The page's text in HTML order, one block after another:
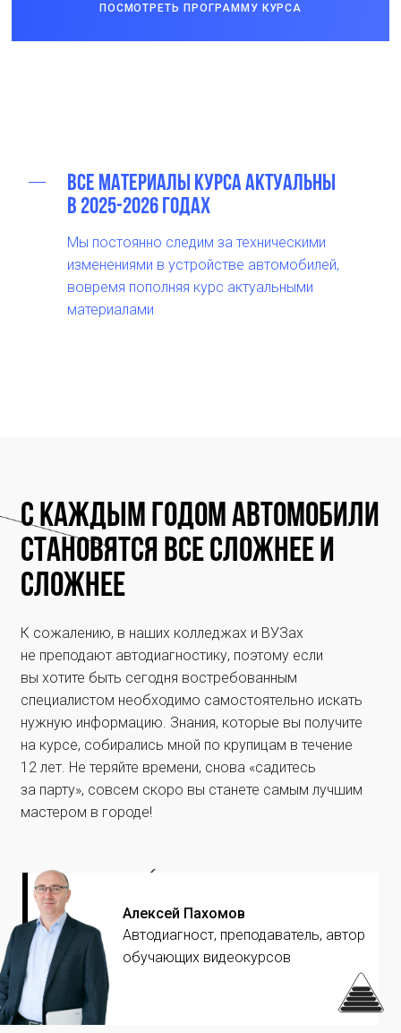
ПОСМОТРЕТЬ ПРОГРАММУ КУРСА
Все материалы курса актуальны
в 2025-2026 годах
Мы постоянно следим за техническими
изменениями в устройстве автомобилей,
вовремя пополняя курс актуальными
материалами
Алексей Пахомов
Автодиагност, преподаватель, автор
обучающих видеокурсов
С каждым годом автомобили
становятся все сложнее и
сложнее
К сожалению, в наших колледжах и ВУЗах
не преподают автодиагностику, поэтому если
вы хотите быть сегодня востребованным
специалистом необходимо самостоятельно искать
нужную информацию. Знания, которые вы получите
на курсе, собирались мной по крупицам в течение
12 лет. Не теряйте времени, снова «садитесь
за парту», совсем скоро вы станете самым лучшим
мастером в городе!